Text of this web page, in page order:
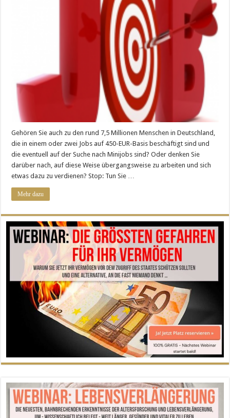
Gehören Sie auch zu den rund 7,5 Millionen Menschen in Deutschland,
die in einem oder zwei Jobs auf 450-EUR-Basis beschäftigt sind und
die eventuell auf der Suche nach Minijobs sind? Oder denken Sie
darüber nach, auf diese Weise übergangsweise zu arbeiten und sich
etwas dazu zu verdienen? Stop: Tun Sie …
Mehr dazu